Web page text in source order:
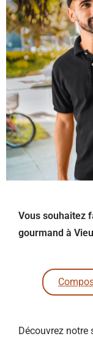
Vous souhaitez
gourmand à
Découvrez notre